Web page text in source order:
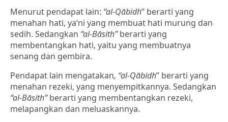
Menurut pendapat lain: “al-Qābidh” berarti yang
menahan hati, ya‘ni yang membuat hati murung dan
sedih. Sedangkan “al-Bāsith”berarti yang
membentangkan hati, yaitu yang membuatnya
senang dan gembira.
Pendapat lain mengatakan, “al-Qābidh” berarti yang
menahan rezeki, yang menyempitkannya. Sedangkan
“al-Bāsith”berarti yang membentangkan rezeki,
melapangkan dan meluaskannya.